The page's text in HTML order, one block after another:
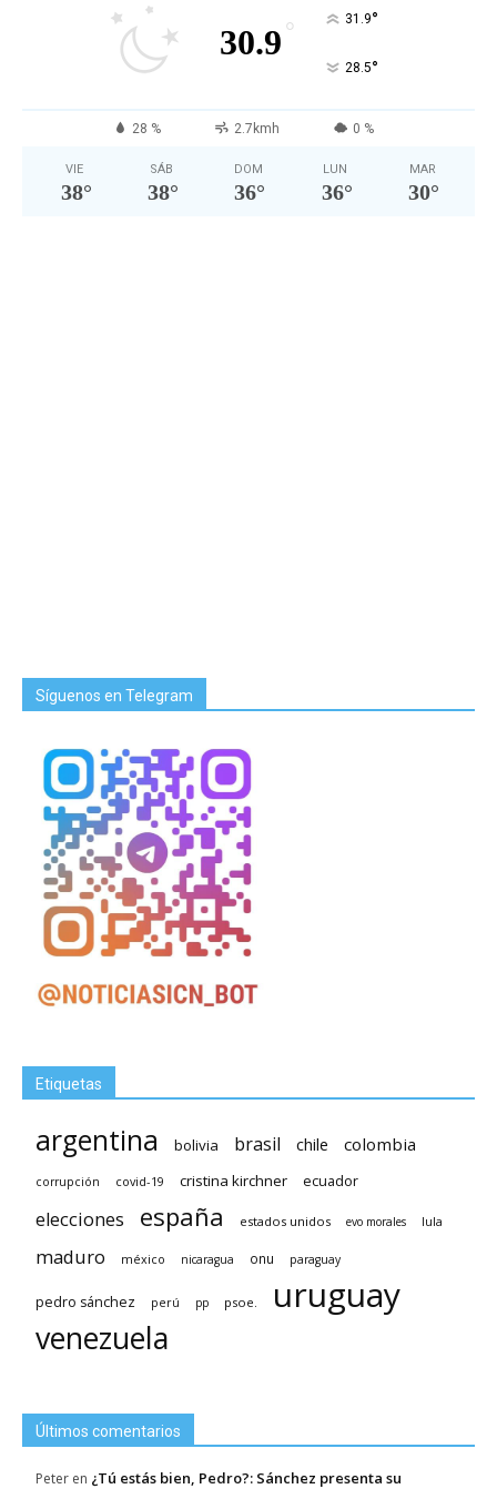
30.9 ° 31.9°
28.5°
28 % 2.7kmh 0 %
VIE
38°
SÁB
38°
DOM
36°
LUN
36°
MAR
30°
Síguenos en Telegram
Etiquetas
argentina bolivia brasil chile colombia
corrupción covid-19 cristina kirchner ecuador
elecciones españa estados unidos evo morales lula
maduro méxico nicaragua onu paraguay
pedro sánchez perú pp psoe. uruguay
venezuela
Últimos comentarios
Peter en ¿Tú estás bien, Pedro?: Sánchez presenta su